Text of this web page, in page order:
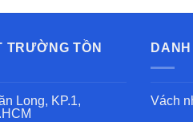
₫
TRƯỜNG TỒN
Long, KP.1,
Vách